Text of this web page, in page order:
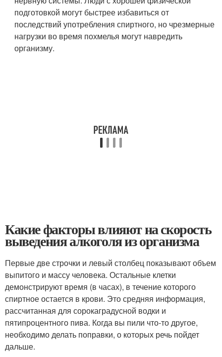
подготовкой могут быстрее избавиться от
последствий употребления спиртного, но чрезмерные
нагрузки во время похмелья могут навредить
организму.
Какие факторы влияют на скорость
выведения алкоголя из организма
Первые две строчки и левый столбец показывают объем
выпитого и массу человека. Остальные клетки
демонстрируют время (в часах), в течение которого
спиртное остается в крови. Это средняя информация,
рассчитанная для сорокаградусной водки и
пятипроцентного пива. Когда вы пили что-то другое,
необходимо делать поправки, о которых речь пойдет
дальше.